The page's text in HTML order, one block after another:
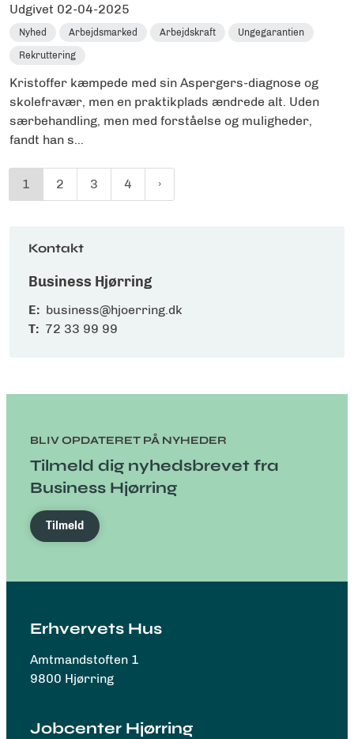
Udgivet 02-04-2025
Nyhed Arbejdsmarked Arbejdskraft Ungegarantien
Rekruttering
Kristoffer kæmpede med sin Aspergers-diagnose og
skolefravær, men en praktikplads ændrede alt. Uden
særbehandling, men med forståelse og muligheder,
fandt han s...
1 2 3 4
Kontakt
Business Hjørring
E: business@hjoerring.dk
T: 72 33 99 99
BLIV OPDATERET PÅ NYHEDER
Tilmeld dig nyhedsbrevet fra
Business Hjørring
Tilmeld
Erhvervets Hus
Amtmandstoften 1
9800 Hjørring
Jobcenter Hjørring